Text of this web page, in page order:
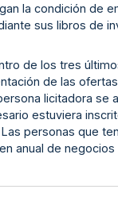
la condición de
sus libros de
de los tres
de las
licitadora se
estuviera
personas que
anual de